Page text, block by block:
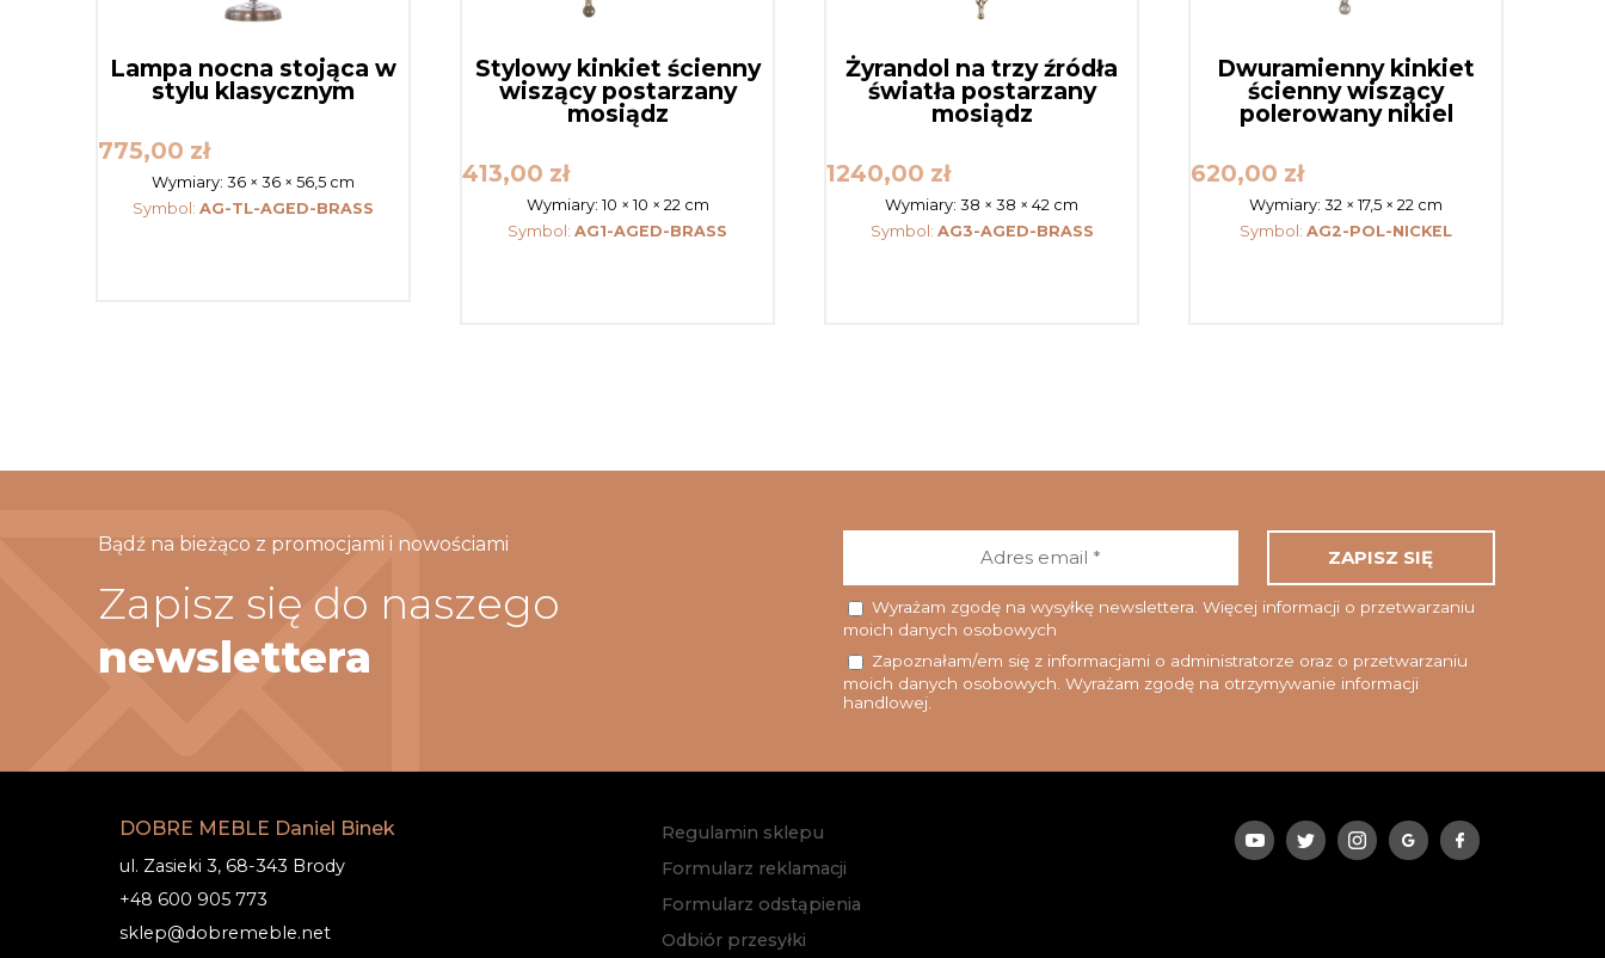
Lampa nocna stojąca w
stylu klasycznym
775,00 zł
Wymiary:36 × 36 × 56,5 cm
Symbol:AG-TL-AGED-BRASS
Stylowy kinkiet ścienny
wiszący postarzany
mosiądz
413,00 zł
Wymiary: 10 × 10 × 22 cm
Symbol:AG1-AGED-BRASS
Żyrandol na trzy źródła
światła postarzany
mosiądz
1240,00 zł
Wymiary:38 × 38 × 42 cm
Symbol: AG3-AGED-BRASS
Dwuramienny kinkiet
ścienny wiszący
polerowany nikiel
620,00 zł
Wymiary:32 × 17,5 × 22 cm
Symbol:AG2-POL-NICKEL
Bądź na bieżąco z promocjami i nowościami
Zapisz się do naszego
newslettera
Adres
*
Wyrażam zgodę na wysyłkę newslettera. Więcej informacji o przetwarzaniu
moich danych osobowych
Zapoznałam/em się z informacjami o administratorze oraz o przetwarzaniu
moich danych osobowych. Wyrażam zgodę na otrzymywanie informacji
handlowej.
DOBRE MEBLE Daniel Binek
ul. Zasieki 3, 68-343 Brody
+48 600 905 773
sklep@dobremeble.net
Regulamin sklepu
Formularz reklamacji
Formularz odstąpienia
Odbiór przesyłki